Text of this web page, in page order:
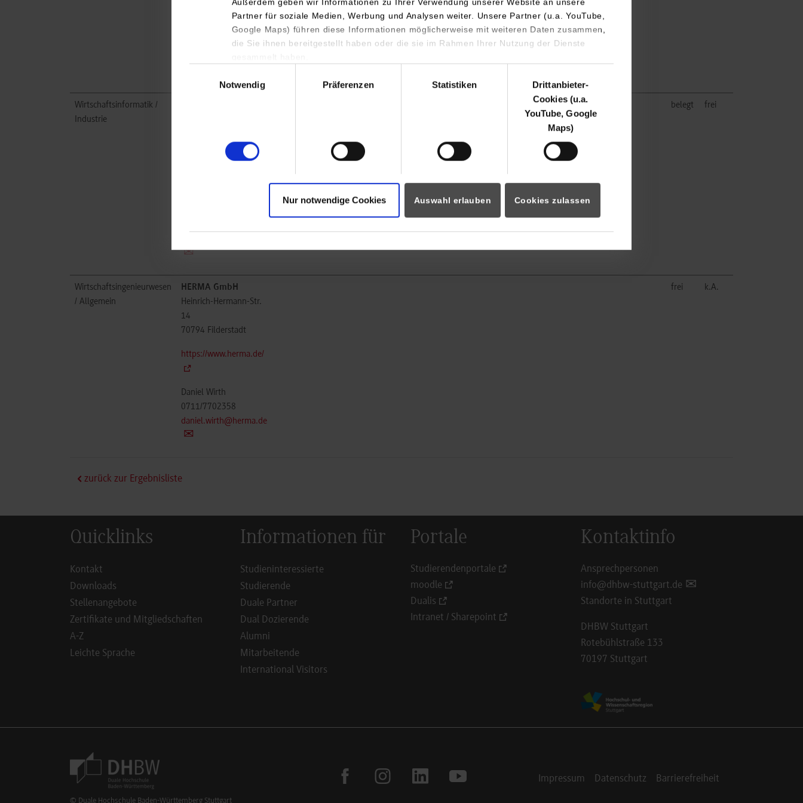
Außerdem geben wir Informationen zu Ihrer Verwendung unserer Website an unsere
Partner für soziale Medien, Werbung und Analysen weiter. Unsere Partner (u.a. YouTube,
Google Maps) führen diese Informationen möglicherweise mit weiteren Daten zusammen,
die Sie ihnen bereitgestellt haben oder die sie im Rahmen Ihrer Nutzung der Dienste
Notwendig
Präferenzen Statistiken
Drittanbieter-
Cookies (u.a.
YouTube, Google
Maps)
Nur notwendige Cookies Auswahl erlauben Cookies zulassen
0711/7702358
Wirtschaftsinformatik /
Industrie
Filderstadt
belegt frei
Wirtschaftsingenieurwesen
/ Allgemein
HERMA GmbH
Heinrich-Hermann-Str.
14
70794 Filderstadt
https://www.herma.de/
Daniel Wirth
0711/7702358
daniel.wirth@herma.de
frei k.A.
zurück zur Ergebnisliste
Quicklinks
Kontakt
Downloads
Stellenangebote
Zertifikate und Mitgliedschaften
A-Z
Leichte Sprache
Informationen für
Studieninteressierte
Studierende
Duale Partner
Dual Dozierende
Alumni
Mitarbeitende
International Visitors
Portale
Studierendenportale
moodle
Dualis
Intranet / Sharepoint
Kontaktinfo
Ansprechpersonen
info@dhbw-stuttgart.de
Standorte in Stuttgart
DHBW Stuttgart
Rotebühlstraße 133
70197 Stuttgart
Footer Meta Navigation
facebook instagramlinkedin youtube Impressum Datenschutz Barrierefreiheit
© Duale Hochschule Baden-Württemberg Stuttgart